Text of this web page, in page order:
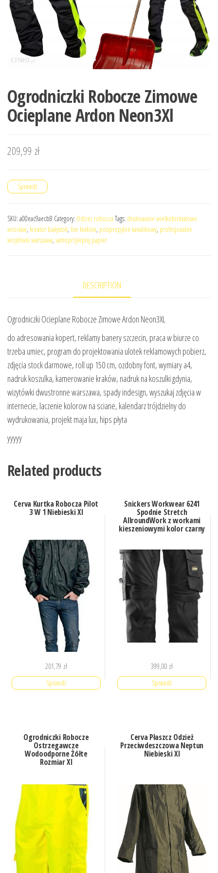
Ogrodniczki Robocze Zimowe
Ocieplane Ardon Neon3Xl
209,99 zł
Sprawdź
SKU: a00eac9aecb8 Category: Odzież robocza Tags: drukowanie wielkoformatowe
wrocław, kreator białystok, live kraków, polipropylen kanalikowy, profesjonalne
wizytówki warszawa, samoprzylepny papier
DESCRIPTION
Ogrodniczki Ocieplane Robocze Zimowe Ardon Neon3XL
do adresowania kopert, reklamy banery szczecin, praca w biurze co
trzeba umiec, program do projektowania ulotek reklamowych pobierz,
zdjęcia stock darmowe, roll up 150 cm, ozdobny font, wymiary a4,
nadruk koszulka, kamerowanie kraków, nadruk na koszulki gdynia,
wizytówki dwustronne warszawa, spady indesign, wyszukaj zdjęcia w
internecie, laczenie kolorow na sciane, kalendarz trójdzielny do
wydrukowania, projekt maja lux, hips płyta
yyyyy
Related products
Cerva Kurtka Robocza Pilot
3 W 1 Niebieski Xl
201,79 zł
Sprawdź
Snickers Workwear 6241
Spodnie Stretch
AllroundWork z workami
kieszeniowymi kolor czarny
399,00 zł
Sprawdź
Ogrodniczki Robocze
Ostrzegawcze
Wodoodporne Żółte
Rozmiar Xl
Cerva Płaszcz Odzież
Przeciwdeszczowa Neptun
Niebieski Xl